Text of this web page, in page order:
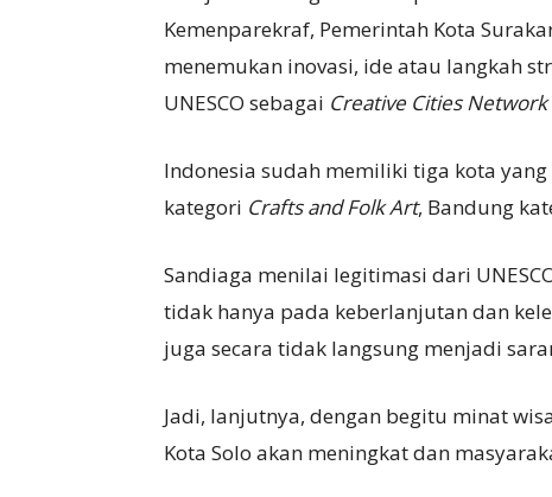
Kemenparekraf, Pemerintah Kota
menemukan inovasi, ide atau langkah
UNESCO sebagai Creative Cities Network
Indonesia sudah memiliki tiga kota
kategori Crafts andFolkArt, Bandung
Sandiaga menilai legitimasi dari
tidak hanya pada keberlanjutan dan
juga secara tidak langsung menjadi
Jadi, lanjutnya, dengan begitu minat
Kota Solo akan meningkat dan